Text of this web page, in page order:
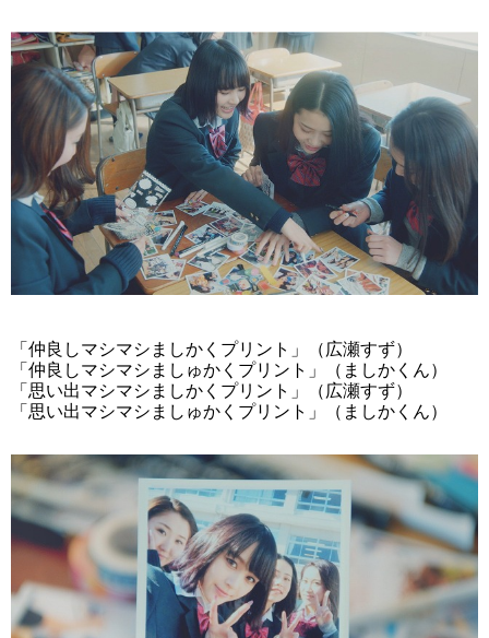
「仲良しマシマシましかくプリント」（広瀬すず）
「仲良しマシマシましゅかくプリント」（ましかくん）
「思い出マシマシましかくプリント」（広瀬すず）
「思い出マシマシましゅかくプリント」（ましかくん）